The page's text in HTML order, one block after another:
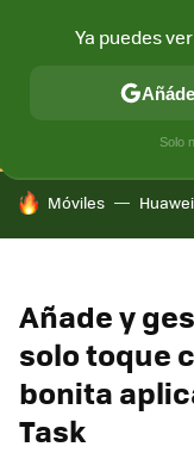
CONECTIVIDAD
HOY SE HABLA DE
Móviles Huawei
Añade y
solo toque
bonita
Task
Ya puedes
Solo